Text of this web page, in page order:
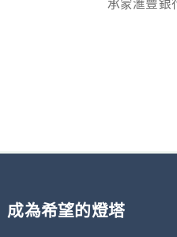
承蒙滙豐銀
成為希望的燈塔